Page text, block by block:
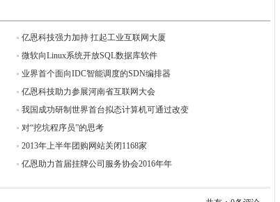
亿恩科技强力加持 扛起工业互联网大厦
微软向Linux系统开放SQL数据库软件
业界首个面向IDC智能调度的SDN编排器
亿恩科技助力参展河南省互联网大会
我国成功研制世界首台拟态计算机可通过改变
对“挖坑程序员”的思考
2013年上半年团购网站关闭1168家
亿恩助力首届挂牌公司服务协会2016年年